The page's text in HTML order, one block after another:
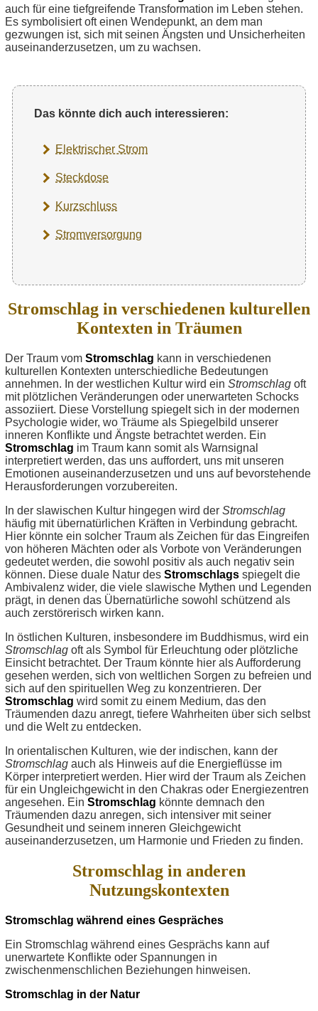
auch für eine tiefgreifende Transformation im Leben stehen.
Es symbolisiert oft einen Wendepunkt, an dem man
gezwungen ist, sich mit seinen Ängsten und Unsicherheiten
auseinanderzusetzen, um zu wachsen.
Das könnte dich auch interessieren:
Elektrischer Strom
Steckdose
Kurzschluss
Stromversorgung
Stromschlag in verschiedenen kulturellen
Kontexten in Träumen
Der Traum vom Stromschlag kann in verschiedenen
kulturellen Kontexten unterschiedliche Bedeutungen
annehmen. In der westlichen Kultur wird ein Stromschlag oft
mit plötzlichen Veränderungen oder unerwarteten Schocks
assoziiert. Diese Vorstellung spiegelt sich in der modernen
Psychologie wider, wo Träume als Spiegelbild unserer
inneren Konflikte und Ängste betrachtet werden. Ein
Stromschlag im Traum kann somit als Warnsignal
interpretiert werden, das uns auffordert, uns mit unseren
Emotionen auseinanderzusetzen und uns auf bevorstehende
Herausforderungen vorzubereiten.
In der slawischen Kultur hingegen wird der Stromschlag
häufig mit übernatürlichen Kräften in Verbindung gebracht.
Hier könnte ein solcher Traum als Zeichen für das Eingreifen
von höheren Mächten oder als Vorbote von Veränderungen
gedeutet werden, die sowohl positiv als auch negativ sein
können. Diese duale Natur des Stromschlags spiegelt die
Ambivalenz wider, die viele slawische Mythen und Legenden
prägt, in denen das Übernatürliche sowohl schützend als
auch zerstörerisch wirken kann.
In östlichen Kulturen, insbesondere im Buddhismus, wird ein
Stromschlag oft als Symbol für Erleuchtung oder plötzliche
Einsicht betrachtet. Der Traum könnte hier als Aufforderung
gesehen werden, sich von weltlichen Sorgen zu befreien und
sich auf den spirituellen Weg zu konzentrieren. Der
Stromschlag wird somit zu einem Medium, das den
Träumenden dazu anregt, tiefere Wahrheiten über sich selbst
und die Welt zu entdecken.
In orientalischen Kulturen, wie der indischen, kann der
Stromschlag auch als Hinweis auf die Energieflüsse im
Körper interpretiert werden. Hier wird der Traum als Zeichen
für ein Ungleichgewicht in den Chakras oder Energiezentren
angesehen. Ein Stromschlag könnte demnach den
Träumenden dazu anregen, sich intensiver mit seiner
Gesundheit und seinem inneren Gleichgewicht
auseinanderzusetzen, um Harmonie und Frieden zu finden.
Stromschlag in anderen
Nutzungskontexten
Stromschlag während eines Gespräches
Ein Stromschlag während eines Gesprächs kann auf
unerwartete Konflikte oder Spannungen in
zwischenmenschlichen Beziehungen hinweisen.
Stromschlag in der Natur